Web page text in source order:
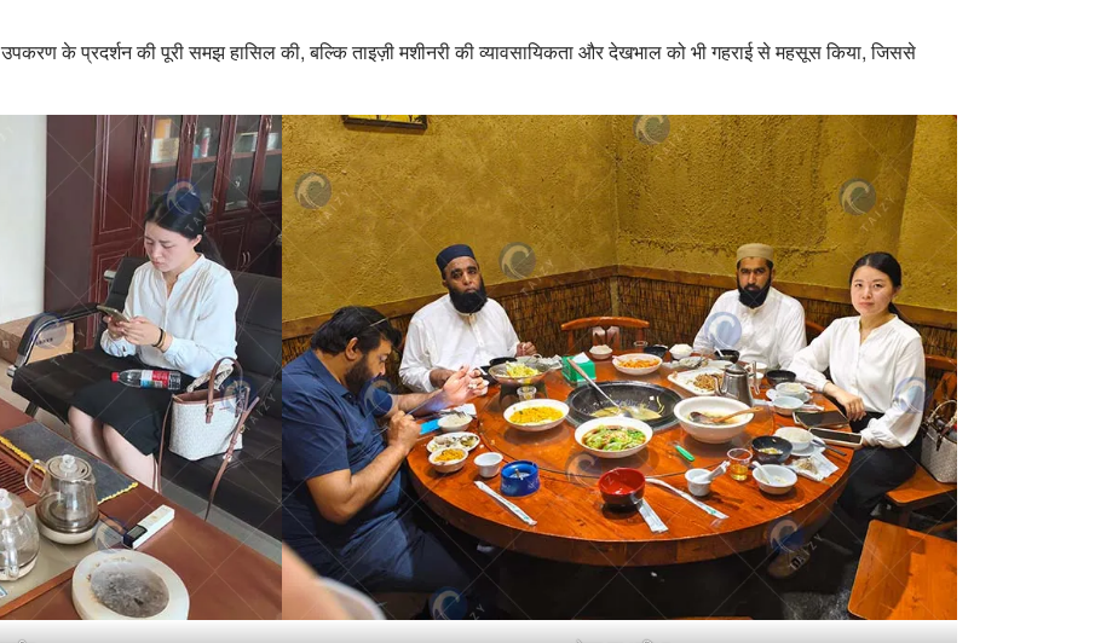
के प्रदर्शन की पूरी समझ हासिल की, बल्कि ताइज़ी मशीनरी की व्यावसायिकता और देखभाल को भी गहराई से महसूस किया, जिससे